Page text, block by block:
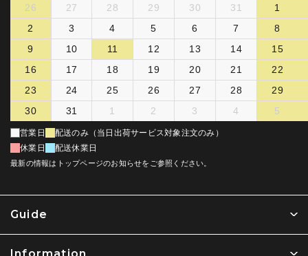
Guide
Information
26
27 28 29 30 31
1
2
3 4 5 6 7
8
9
10 11 12 13 14
15
16
17 18 19 20 21
22
23
24 25 26 27 28
29
30
31 1 2 3 4 5
営業日
配送のみ（当日出荷サービス対象注文のみ）
休業日
配送休業日
最新の情報はトップページのお知らせをご参照ください。